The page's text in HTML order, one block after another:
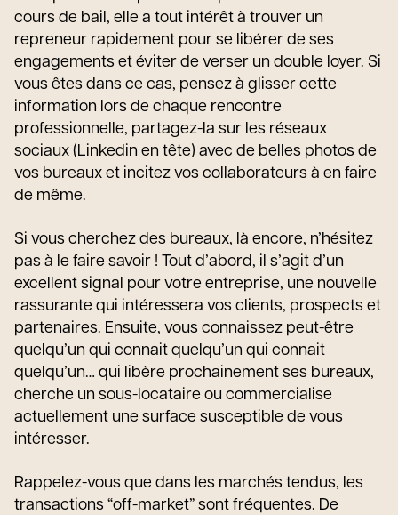
cours de bail, elle a tout intérêt à trouver un
repreneur rapidement pour se libérer de ses
engagements et éviter de verser un double loyer. Si
vous êtes dans ce cas, pensez à glisser cette
information lors de chaque rencontre
professionnelle, partagez-la sur les réseaux
sociaux (Linkedin en tête) avec de belles photos de
vos bureaux et incitez vos collaborateurs à en faire
de même.
Si vous cherchez des bureaux, là encore, n’hésitez
pas à le faire savoir ! Tout d’abord, il s’agit d’un
excellent signal pour votre entreprise, une nouvelle
rassurante qui intéressera vos clients, prospects et
partenaires. Ensuite, vous connaissez peut-être
quelqu’un qui connait quelqu’un qui connait
quelqu’un… qui libère prochainement ses bureaux,
cherche un sous-locataire ou commercialise
actuellement une surface susceptible de vous
intéresser.
Rappelez-vous que dans les marchés tendus, les
transactions “off-market” sont fréquentes. De